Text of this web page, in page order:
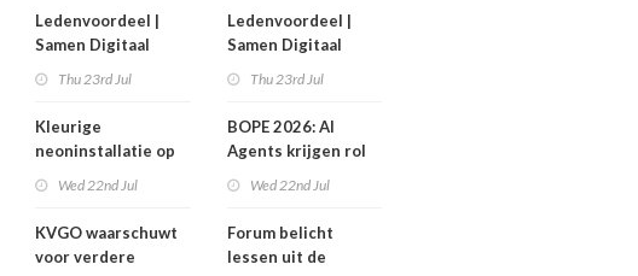
webinar
overzichtelijk op
Ledenvoordeel |
Samen Digitaal
Thu 23rd Jul
Kleurige
neoninstallatie op
Wed 22nd Jul
KVGO waarschuwt
voor verdere
webinar
overzichtelijk op
Ledenvoordeel |
Samen Digitaal
Thu 23rd Jul
BOPE 2026: AI
Agents krijgen rol
Wed 22nd Jul
Forum belicht
lessen uit de